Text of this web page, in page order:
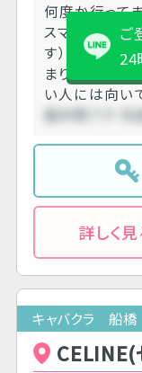
何度か行って
スマホ使用Ｎ
す） になりま
まり稼げませ
い人には向い
基本暇です 先
ご
24
詳しく
キャバクラ 船橋
CELINE(